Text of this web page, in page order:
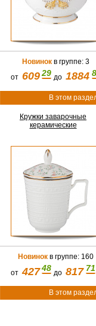
Новинокв группе: 3
от 609 29до1884
В этом
Кружки заварочные
керамические
Новинокв группе: 160
от427 48до817 71
В этом